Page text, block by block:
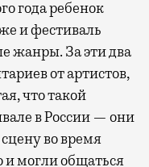
года ребенок
и фестиваль
жанры. За эти два
от артистов,
что такой
в России — они
во время
и могли общаться